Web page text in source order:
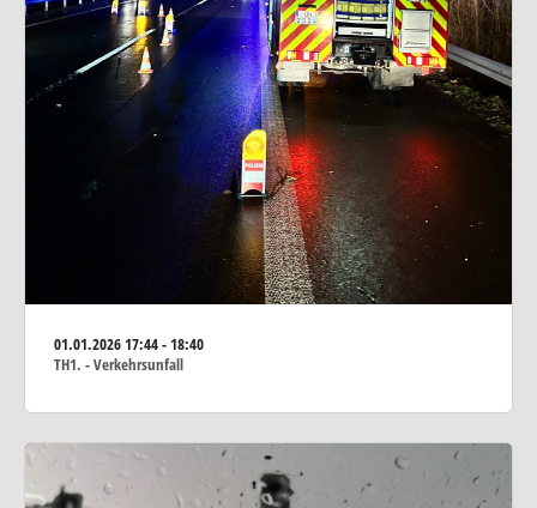
01.01.202617:44 - 18:40
TH1. - Verkehrsunfall